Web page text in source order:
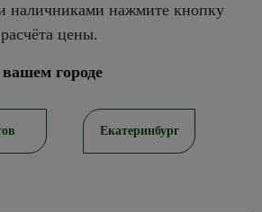
наличниками нажмите кнопку
цены.
городе
Екатеринбург